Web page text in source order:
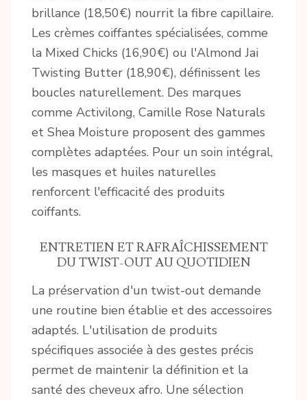
brillance (18,50€) nourrit la fibre capillaire.
Les crèmes coiffantes spécialisées, comme
la Mixed Chicks (16,90€) ou l'Almond Jai
Twisting Butter (18,90€), définissent les
boucles naturellement. Des marques
comme Activilong, Camille Rose Naturals
et Shea Moisture proposent des gammes
complètes adaptées. Pour un soin intégral,
les masques et huiles naturelles
renforcent l'efficacité des produits
coiffants.
ENTRETIEN ET RAFRAÎCHISSEMENT
DU TWIST-OUT AU QUOTIDIEN
La préservation d'un twist-out demande
une routine bien établie et des accessoires
adaptés. L'utilisation de produits
spécifiques associée à des gestes précis
permet de maintenir la définition et la
santé des cheveux afro. Une sélection